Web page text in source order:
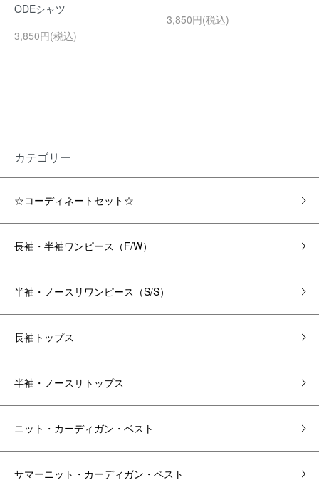
ODEシャツ
3,850円(税込)
3,850円(税込)
カテゴリー
☆コーディネートセット☆
長袖・半袖ワンピース（F/W）
半袖・ノースリワンピース（S/S）
長袖トップス
半袖・ノースリトップス
ニット・カーディガン・ベスト
サマーニット・カーディガン・ベスト